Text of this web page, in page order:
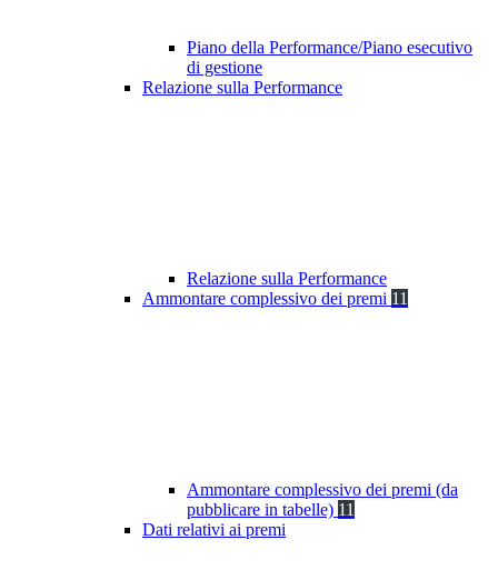
Piano della Performance/Piano esecutivo
di gestione
Relazione sulla Performance
Relazione sulla Performance
Ammontare complessivo dei premi 11
Ammontare complessivo dei premi (da
pubblicare in tabelle) 11
Dati relativi ai premi